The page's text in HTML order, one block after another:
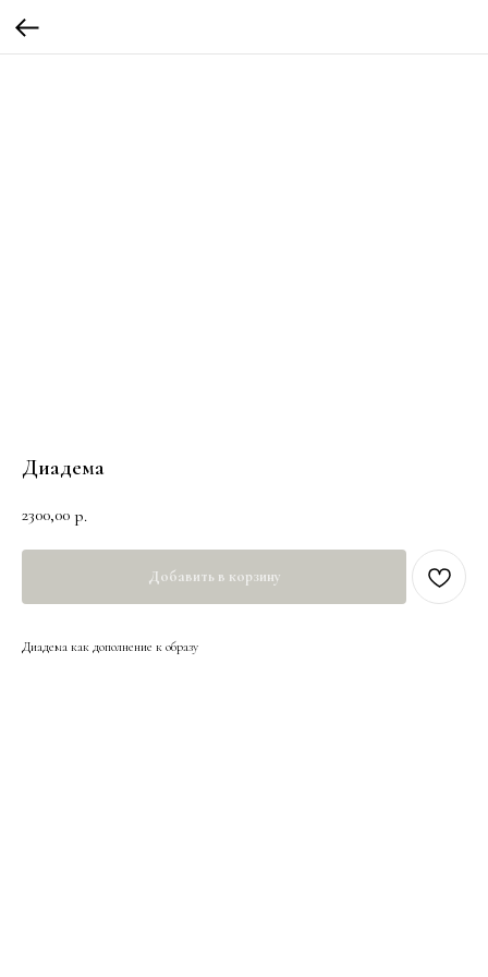
Диадема
2300,00 р.
Добавить в корзину
Диадема как дополнение к образу